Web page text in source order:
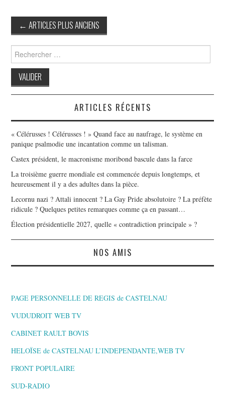
Post
navigation
← ARTICLES PLUS ANCIENS
Search
for:
ARTICLES RÉCENTS
« Célérusses ! Célérusses ! » Quand face au naufrage, le système en
panique psalmodie une incantation comme un talisman.
Castex président, le macronisme moribond bascule dans la farce
La troisième guerre mondiale est commencée depuis longtemps, et
heureusement il y a des adultes dans la pièce.
Lecornu nazi ? Attali innocent ? La Gay Pride absolutoire ? La préfète
ridicule ? Quelques petites remarques comme ça en passant…
Élection présidentielle 2027, quelle « contradiction principale » ?
NOS AMIS
PAGE PERSONNELLE DE REGIS de CASTELNAU
VUDUDROIT WEB TV
CABINET RAULT BOVIS
HELOÏSE de CASTELNAU L’INDEPENDANTE,WEB TV
FRONT POPULAIRE
SUD-RADIO